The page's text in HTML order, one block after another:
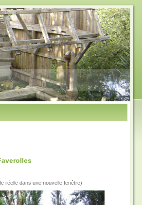
réelle dans une nouvelle fenêtre)